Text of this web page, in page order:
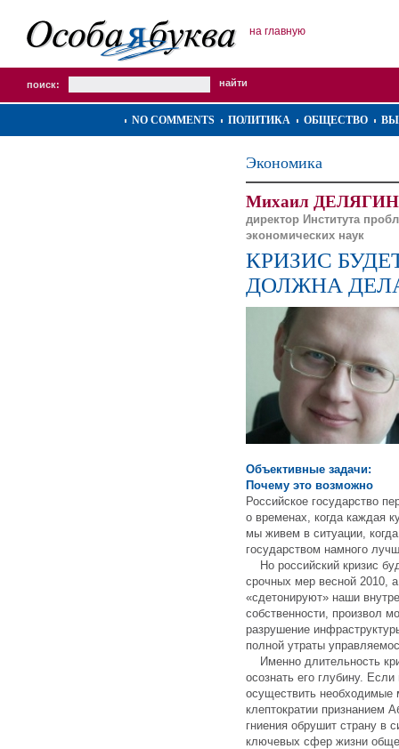
на главную
поиск:
NO COMMENTS ПОЛИТИКА ОБЩЕСТВО
Экономика
Михаил
директор Института
экономических наук
КРИЗИС
ДОЛЖНА
Объективные задачи:
Почему это возможно
Российское государство
о временах, когда каждая
мы живем в ситуации,
государством намного
Но российский кризис
срочных мер весной 2010,
«сдетонируют» наши
собственности, произвол
разрушение
полной утраты
Именно длительность
осознать его глубину.
осуществить необходимые
клептократии признанием
гниения обрушит страну в
ключевых сфер жизни